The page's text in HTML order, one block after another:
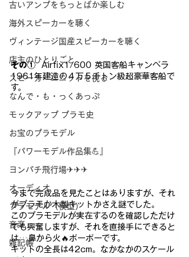
古いアンプをちっとばか楽しむ
海外スピーカーを聴く
ヴィンテージ国産スピーカーを聴く
店主のひとりごと
スピーカーユニットを視る
なんで・も・っくあっぷ
モックアップ プラモ史
お宝のプラモデル
『パワーモデル作品集💪』
ヨンパチ飛行場✈✈✈
オーディオ
プラモデル（模型）
音楽
雑記帳
その① Airfix1/600 英国客船キャンベラ
1961年建造の４万５千トン級超豪華客船で
す。
今まで完成品を見たことはありますが、それ
がプラモか木製キット かさえ謎でした。
このプラモデルが実在するのを確認しただけ
でも興奮しますが、それを直接手にできると
は…鼻から火🔥ボーボーです。
キットの全長は42cm。なかなかのスケール